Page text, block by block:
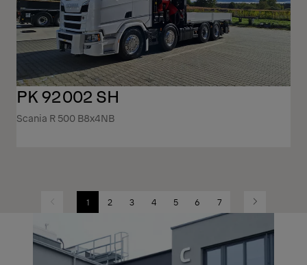
PK 92002 SH
Scania R 500 B8x4NB
Previous 1 2 3 4 5 6 7 Next